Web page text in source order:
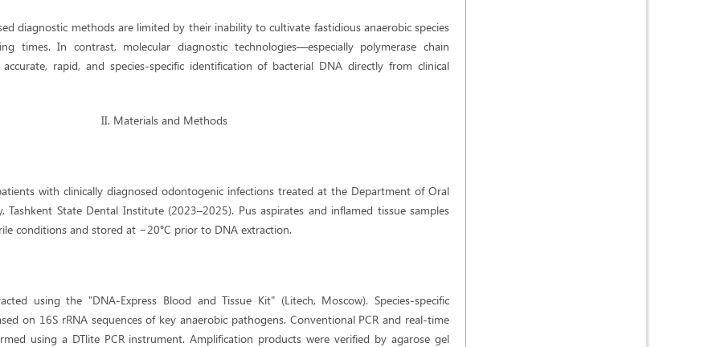
diagnostic methods are limited by their inability to cultivate fastidious anaerobic species
times. In contrast, molecular diagnostic technologies—especially polymerase chain
rapid, and species-specific identification of bacterial DNA directly from clinical
II. Materials and Methods
with clinically diagnosed odontogenic infections treated at the Department of Oral
Tashkent State Dental Institute (2023–2025). Pus aspirates and inflamed tissue samples
conditions and stored at −20°C prior to DNA extraction.
using the "DNA-Express Blood and Tissue Kit" (Litech, Moscow). Species-specific
on 16S rRNA sequences of key anaerobic pathogens. Conventional PCR and real-time
using a DTlite PCR instrument. Amplification products were verified by agarose gel